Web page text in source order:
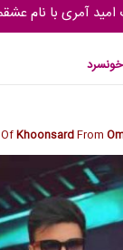
امید آمری با نام
KhoonsardFrom